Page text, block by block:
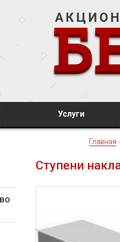
Услуги
Главная
Ступени